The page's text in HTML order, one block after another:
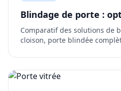
Blindage de porte :
Comparatif des solutions de
cloison, porte blindée